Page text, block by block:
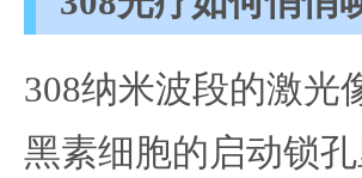
308纳米波段的激光
黑素细胞的启动锁